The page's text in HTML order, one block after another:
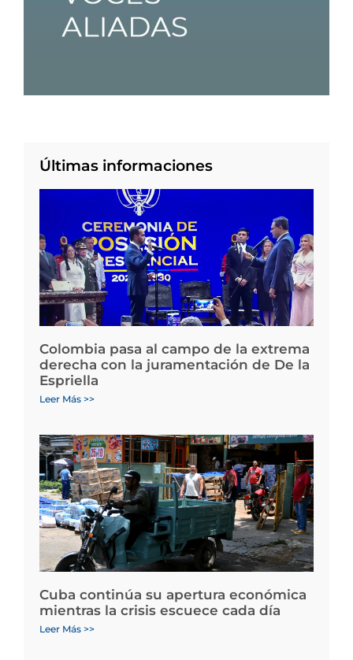
Últimas informaciones
Colombia pasa al campo de la extrema
derecha con la juramentación de De la
Espriella
Leer Más >>
Cuba continúa su apertura económica
mientras la crisis escuece cada día
Leer Más >>